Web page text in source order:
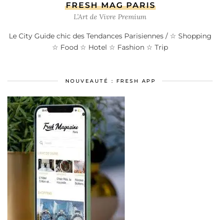
FRESH MAG PARIS
L’Art de Vivre Premium
Le City Guide chic des Tendances Parisiennes / ☆ Shopping
☆ Food ☆ Hotel ☆ Fashion ☆ Trip
NOUVEAUTÉ : FRESH APP